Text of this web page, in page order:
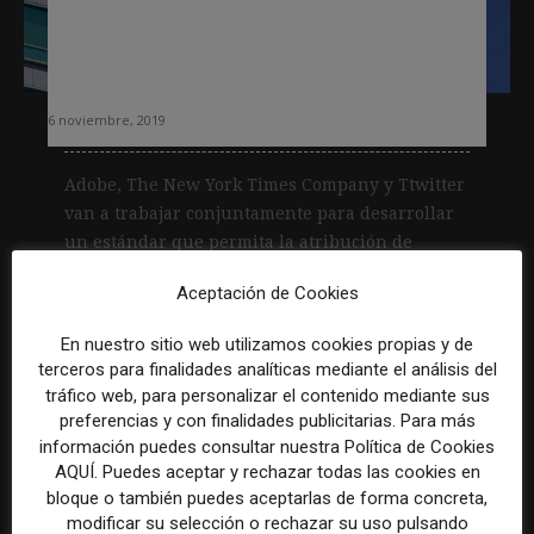
6 noviembre, 2019
Adobe, The New York Times Company y Ttwitter
van a trabajar conjuntamente para desarrollar
un estándar que permita la atribución de
Aceptación de Cookies
En nuestro sitio web utilizamos cookies propias y de
terceros para finalidades analíticas mediante el análisis del
tráfico web, para personalizar el contenido mediante sus
preferencias y con finalidades publicitarias. Para más
información puedes consultar nuestra Política de Cookies
AQUÍ. Puedes aceptar y rechazar todas las cookies en
bloque o también puedes aceptarlas de forma concreta,
modificar su selección o rechazar su uso pulsando